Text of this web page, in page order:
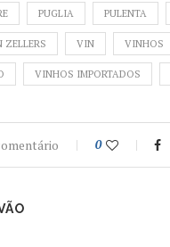
PUGLIA PULENTA
ZELLERS VIN VINHOS
VINHOS IMPORTADOS
0